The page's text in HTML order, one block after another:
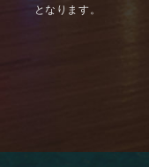
となります。